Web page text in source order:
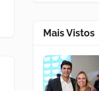
Mais Vistos